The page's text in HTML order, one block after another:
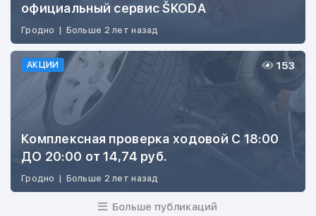
официальный сервис ŠKODA
Гродно | Больше 2 лет назад
АКЦИИ
Комплексная проверка ходовой С 18:00
ДО 20:00 от 14,74 руб.
Гродно | Больше 2 лет назад
153
Больше публикаций